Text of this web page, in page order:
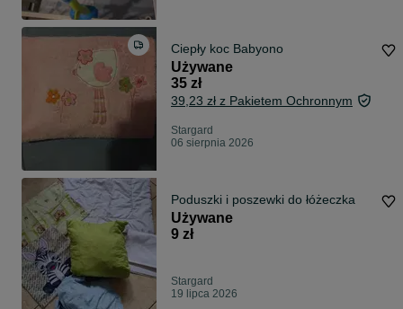
Ciepły koc Babyono
Używane
35 zł
39,23 zł z Pakietem Ochronnym
Stargard
06 sierpnia 2026
Poduszki i poszewki do łóżeczka
Używane
9 zł
Stargard
19 lipca 2026